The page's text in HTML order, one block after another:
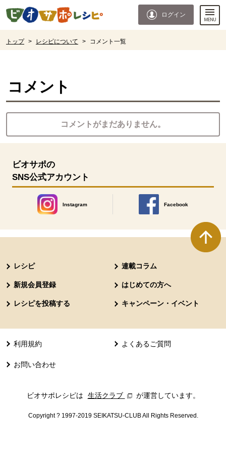
ページの先頭です。
ログイン
トップ > レシピについて > コメント一覧
コメント
コメントがまだありません。
ビオサポの
SNS公式アカウント
Instagram
別のウィンドウで開きます。
Facebook
別のウィンドウで開きます
レシピ 連載コラム
新規会員登録 はじめての方へ
レシピを投稿する キャンペーン・イベント
利用規約 よくあるご質問
お問い合わせ
ビオサポレシピは 生活クラブ 別のウィンドウで開きます。
が運営しています。
Copyright ? 1997-2019 SEIKATSU-CLUB All Rights Reserved.